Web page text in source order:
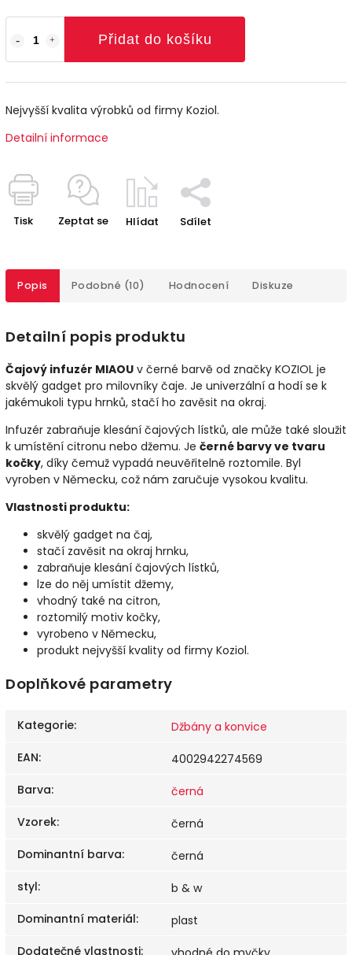
Přidat do košíku
Nejvyšší kvalita výrobků od firmy Koziol.
Detailní informace
Tisk Zeptat se Hlídat Sdílet
Popis Podobné (10) Hodnocení Diskuze
Detailní popis produktu
Čajový infuzér MIAOU v černé barvě od značky KOZIOL je
skvělý gadget pro milovníky čaje. Je univerzální a hodí se k
jakémukoli typu hrnků, stačí ho zavěsit na okraj.
Infuzér zabraňuje klesání čajových lístků, ale může také sloužit
k umístění citronu nebo džemu. Je černé barvy ve tvaru
kočky, díky čemuž vypadá neuvěřitelně roztomile. Byl
vyroben v Německu, což nám zaručuje vysokou kvalitu.
Vlastnosti produktu:
skvělý gadget na čaj,
stačí zavěsit na okraj hrnku,
zabraňuje klesání čajových lístků,
lze do něj umístit džemy,
vhodný také na citron,
roztomilý motiv kočky,
vyrobeno v Německu,
produkt nejvyšší kvality od firmy Koziol.
Doplňkové parametry
Kategorie:
Džbány a konvice
EAN:
4002942274569
Barva:
černá
Vzorek:
černá
Dominantní barva:
černá
styl:
b & w
Dominantní materiál:
plast
Dodatečné vlastnosti: